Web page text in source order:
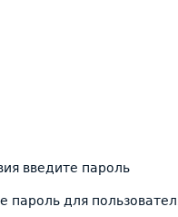
введите пароль
пароль для